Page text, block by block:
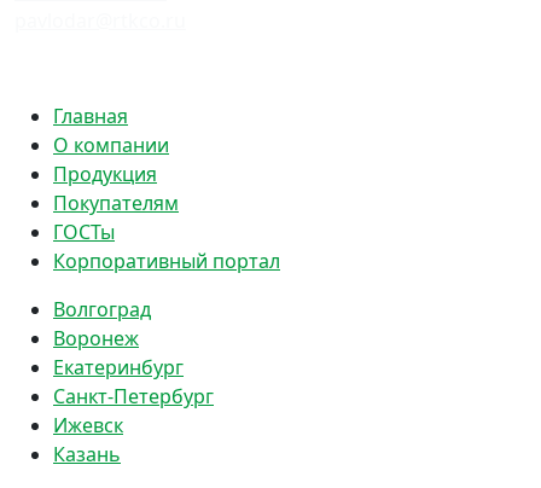
Главная
О компании
Продукция
Покупателям
ГОСТы
Корпоративный портал
Волгоград
Воронеж
Екатеринбург
Санкт-Петербург
Ижевск
Казань